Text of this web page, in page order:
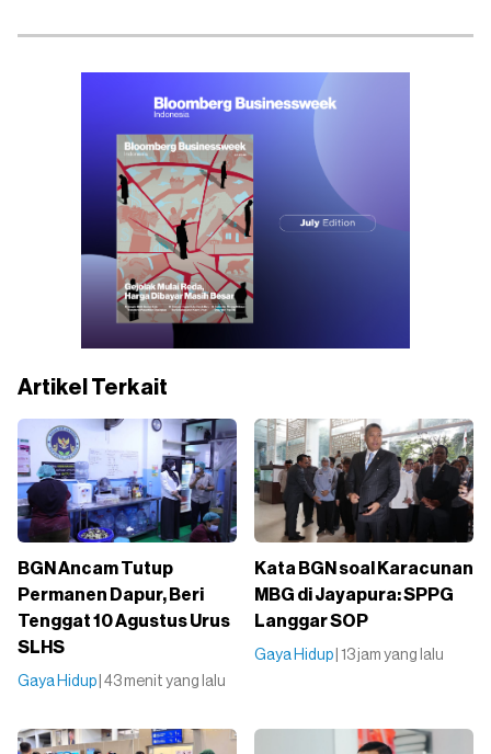
Artikel Terkait
BGN Ancam Tutup
Permanen Dapur, Beri
Tenggat 10 Agustus Urus
SLHS
Gaya Hidup | 43 menit yang lalu
Kata BGN soal Karacunan
MBG di Jayapura: SPPG
Langgar SOP
Gaya Hidup | 13 jam yang lalu